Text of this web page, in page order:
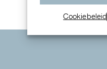
Cookiebeleid